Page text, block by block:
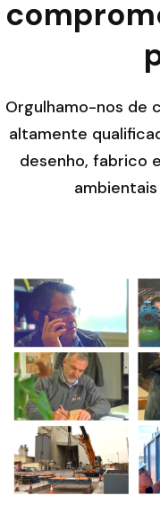
Orgulhamo-nos de
altamente
desenho, fabrico